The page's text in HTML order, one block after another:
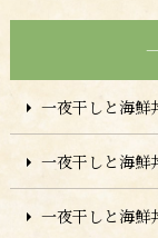
一夜干しと海鮮
一夜干しと海鮮
一夜干しと海鮮